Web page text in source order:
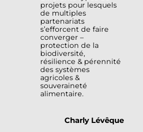
projets pour lesquels
de multiples
partenariats
s’efforcent de faire
converger –
protection de la
biodiversité,
résilience & pérennité
des systèmes
agricoles &
souveraineté
alimentaire.
Charly Lévêque